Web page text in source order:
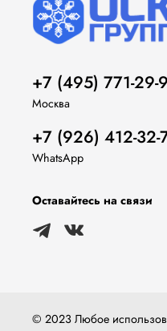
+7 (495) 771-29-
Москва
+7 (926) 412-32-
WhatsApp
Оставайтесь на связи
© 2023 Любое